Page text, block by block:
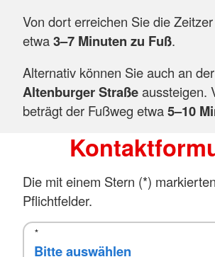
Von dort erreichen Sie die
etwa3–7 Minuten zu Fuß.
Alternativ können Sie auch an
Altenburger Straßeaussteigen.
beträgt der Fußweg etwa5–10
Die mit einem Stern (*)
Pflichtfelder.
*